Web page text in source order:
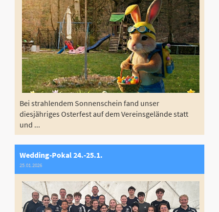
Bei strahlendem Sonnenschein fand unser
diesjähriges Osterfest auf dem Vereinsgelände statt
und ...
Wedding-Pokal 24.-25.1.
25.01.2026